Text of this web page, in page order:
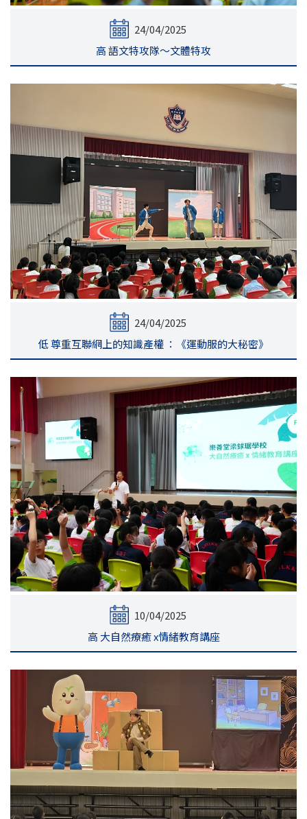
24/04/2025
高 語文特攻隊～文體特攻
24/04/2025
低 尊重互聯網上的知識產權 ：《運動服的大秘密》
10/04/2025
高 大自然療癒 x情緒教育講座